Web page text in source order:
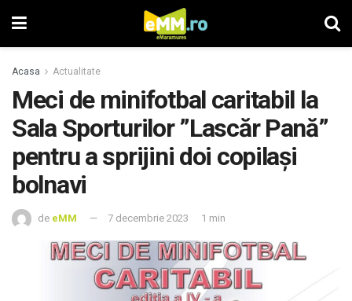
Acasa Actualitate
Meci de minifotbal caritabil la
Sala Sporturilor ”Lascăr Pană”
pentru a sprijini doi copilaşi
bolnavi
de eMM 7 decembrie 2023 1 min